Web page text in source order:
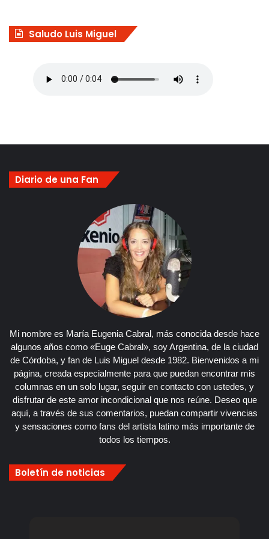
Saludo Luis Miguel
Diario de una Fan
Mi nombre es María Eugenia Cabral, más conocida desde hace
algunos años como «Euge Cabral», soy Argentina, de la ciudad
de Córdoba, y fan de Luis Miguel desde 1982. Bienvenidos a mi
página, creada especialmente para que puedan encontrar mis
columnas en un solo lugar, seguir en contacto con ustedes, y
disfrutar de este amor incondicional que nos reúne. Deseo que
aquí, a través de sus comentarios, puedan compartir vivencias
y sensaciones como fans del artista latino más importante de
todos los tiempos.
Boletín de noticias